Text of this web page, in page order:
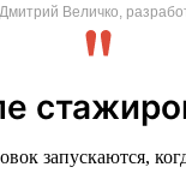
Дмитрий Величко,
запускаются,